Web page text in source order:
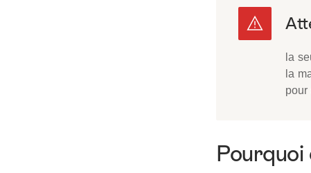
la
la
pour
Pourquoi